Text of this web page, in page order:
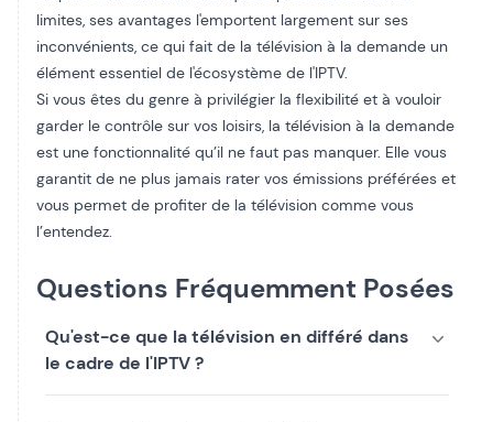
limites, ses avantages l'emportent largement sur ses
inconvénients, ce qui fait de la télévision à la demande un
élément essentiel de l'écosystème de l'IPTV.
Si vous êtes du genre à privilégier la flexibilité et à vouloir
garder le contrôle sur vos loisirs, la télévision à la demande
est une fonctionnalité qu’il ne faut pas manquer. Elle vous
garantit de ne plus jamais rater vos émissions préférées et
vous permet de profiter de la télévision comme vous
l’entendez.
Questions Fréquemment Posées
Qu'est-ce que la télévision en différé dans
le cadre de l'IPTV ?